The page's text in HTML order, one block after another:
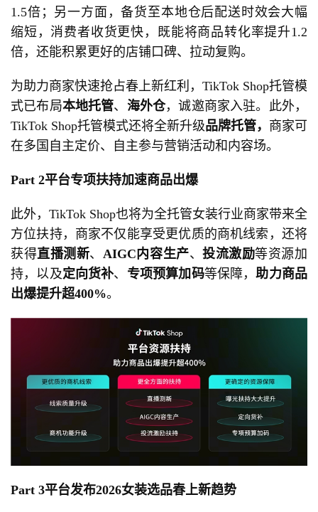
1.5倍；另一方面，备货至本地仓后配送时效会大幅
缩短，消费者收货更快，既能将商品转化率提升1.2
倍，还能积累更好的店铺口碑、拉动复购。
为助力商家快速抢占春上新红利，TikTok Shop托管模
式已布局本地托管、 海外仓，诚邀商家入驻。此外，
TikTok Shop托管模式还将全新升级品牌托管， 商家可
在多国自主定价、自主参与营销活动和内容场。
Part 2平台专项扶持加速商品出爆
此外，TikTok Shop也将为全托管女装行业商家带来全
方位扶持，商家不仅能享受更优质的商机线索，还将
获得直播测新、 AIGC内容生产、投流激励等资源加
持，以及定向货补、 专项预算加码等保障，助力商品
出爆提升超400%。
Part 3平台发布2026女装选品春上新趋势